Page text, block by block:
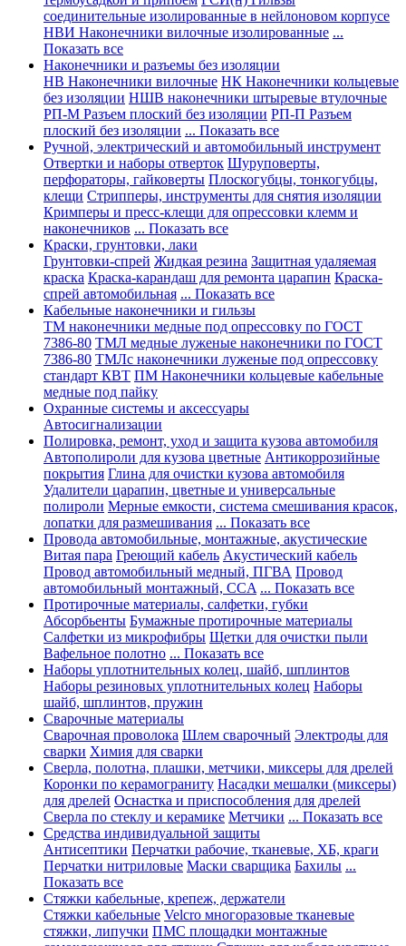
соединительные изолированные в нейлоновом корпусе
НВИ Наконечники вилочные изолированные ...
Показать все
Наконечники и разъемы без изоляции
НВ Наконечники вилочные НК Наконечники кольцевые
без изоляции НШВ наконечники штыревые втулочные
РП-М Разъем плоский без изоляции РП-П Разъем
плоский без изоляции ... Показать все
Ручной, электрический и автомобильный инструмент
Отвертки и наборы отверток Шуруповерты,
перфораторы, гайковерты Плоскогубцы, тонкогубцы,
клещи Стрипперы, инструменты для снятия изоляции
Кримперы и пресс-клещи для опрессовки клемм и
наконечников ... Показать все
Краски, грунтовки, лаки
Грунтовки-спрей Жидкая резина Защитная удаляемая
краска Краска-карандаш для ремонта царапин Краска-
спрей автомобильная ... Показать все
Кабельные наконечники и гильзы
ТМ наконечники медные под опрессовку по ГОСТ
7386-80 ТМЛ медные луженые наконечники по ГОСТ
7386-80 ТМЛс наконечники луженые под опрессовку
стандарт КВТ ПМ Наконечники кольцевые кабельные
медные под пайку
Охранные системы и аксессуары
Автосигнализации
Полировка, ремонт, уход и защита кузова автомобиля
Автополироли для кузова цветные Антикоррозийные
покрытия Глина для очистки кузова автомобиля
Удалители царапин, цветные и универсальные
полироли Мерные емкости, система смешивания красок,
лопатки для размешивания ... Показать все
Провода автомобильные, монтажные, акустические
Витая пара Греющий кабель Акустический кабель
Провод автомобильный медный, ПГВА Провод
автомобильный монтажный, CCA ... Показать все
Протирочные материалы, салфетки, губки
Абсорбьенты Бумажные протирочные материалы
Салфетки из микрофибры Щетки для очистки пыли
Вафельное полотно ... Показать все
Наборы уплотнительных колец, шайб, шплинтов
Наборы резиновых уплотнительных колец Наборы
шайб, шплинтов, пружин
Сварочные материалы
Сварочная проволока Шлем сварочный Электроды для
сварки Химия для сварки
Сверла, полотна, плашки, метчики, миксеры для дрелей
Коронки по керамограниту Насадки мешалки (миксеры)
для дрелей Оснастка и приспособления для дрелей
Сверла по стеклу и керамике Метчики ... Показать все
Средства индивидуальной защиты
Антисептики Перчатки рабочие, тканевые, ХБ, краги
Перчатки нитриловые Маски сварщика Бахилы ...
Показать все
Стяжки кабельные, крепеж, держатели
Стяжки кабельные Velcro многоразовые тканевые
стяжки, липучки ПМС площадки монтажные